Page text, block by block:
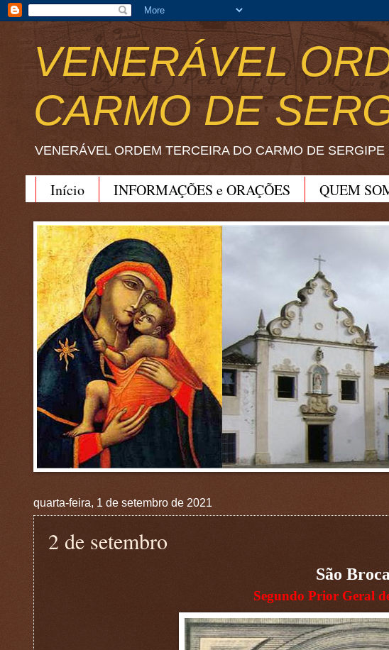
VENERÁVEL
CARMO DE
VENERÁVEL ORDEM TERCEIRA DO CARMO DE
Início INFORMAÇÕES e ORAÇÕES QUEM
quarta-feira, 1 de setembro de 2021
2 de setembro
São
Segundo Prior Geral